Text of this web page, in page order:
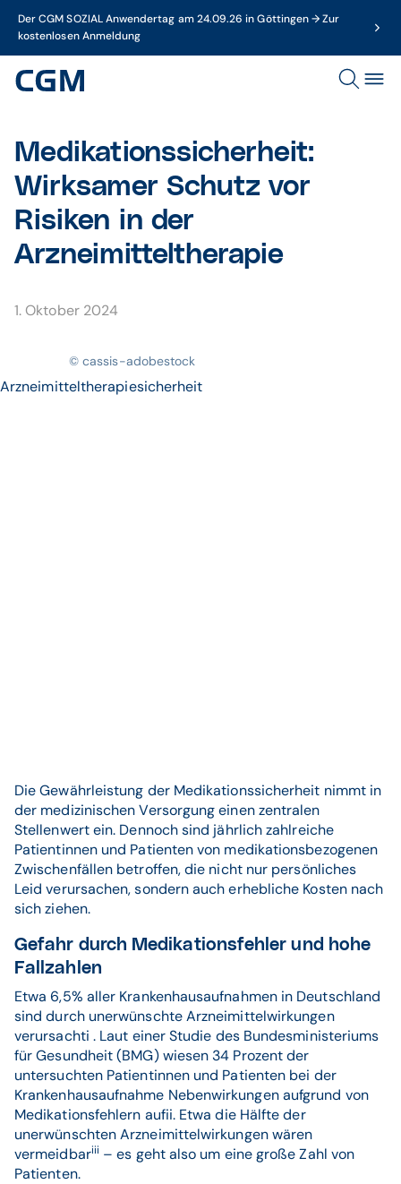
Der CGM SOZIAL Anwendertag am 24.09.26 in Göttingen → Zur
kostenlosen Anmeldung
Medikationssicherheit:
Wirksamer Schutz vor
Risiken in der
Arzneimitteltherapie
1. Oktober 2024
© cassis-adobestock
Arzneimitteltherapiesicherheit
Die Gewährleistung der Medikationssicherheit nimmt in
der medizinischen Versorgung einen zentralen
Stellenwert ein. Dennoch sind jährlich zahlreiche
Patientinnen und Patienten von medikationsbezogenen
Zwischenfällen betroffen, die nicht nur persönliches
Leid verursachen, sondern auch erhebliche Kosten nach
sich ziehen.
Gefahr durch Medikationsfehler und hohe
Fallzahlen
Etwa 6,5% aller Krankenhausaufnahmen in Deutschland
sind durch unerwünschte Arzneimittelwirkungen
verursachti . Laut einer Studie des Bundesministeriums
für Gesundheit (BMG) wiesen 34 Prozent der
untersuchten Patientinnen und Patienten bei der
Krankenhausaufnahme Nebenwirkungen aufgrund von
Medikationsfehlern aufii. Etwa die Hälfte der
unerwünschten Arzneimittelwirkungen wären
vermeidbariii – es geht also um eine große Zahl von
Patienten.